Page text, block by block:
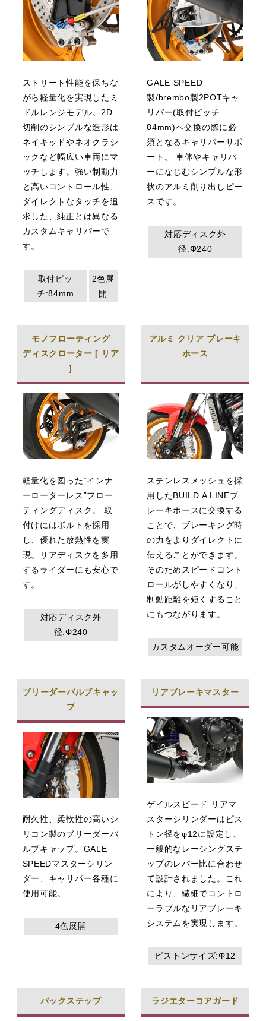
ストリート性能を保ちな
がら軽量化を実現したミ
ドルレンジモデル。2D
切削のシンプルな造形は
ネイキッドやネオクラシ
ックなど幅広い車両にマ
ッチします。強い制動力
と高いコントロール性、
ダイレクトなタッチを追
求した、純正とは異なる
カスタムキャリパーで
す。
取付ピッ
チ:84mm
2色展
開
GALE SPEED
製/brembo製2POTキャ
リパー(取付ピッチ
84mm)へ交換の際に必
須となるキャリパーサポ
ート。 車体やキャリパ
ーになじむシンプルな形
状のアルミ削り出しピー
スです。
対応ディスク外
径:Φ240
モノフローティング
ディスクローター [ リア
]
軽量化を図った“インナ
ーローターレス”フロー
ティングディスク。 取
付けにはボルトを採用
し、優れた放熱性を実
現。リアディスクを多用
するライダーにも安心で
す。
対応ディスク外
径:Φ240
アルミ クリア ブレーキ
ホース
ステンレスメッシュを採
用したBUILD A LINEブ
レーキホースに交換する
ことで、ブレーキング時
の力をよりダイレクトに
伝えることができます。
そのためスピードコント
ロールがしやすくなり、
制動距離を短くすること
にもつながります。
カスタムオーダー可能
ブリーダーバルブキャッ
プ
耐久性、柔軟性の高いシ
リコン製のブリーダーバ
ルブキャップ。GALE
SPEEDマスターシリン
ダー、キャリパー各種に
使用可能。
4色展開
リアブレーキマスター
ゲイルスピード リアマ
スターシリンダーはピス
トン径をφ12に設定し、
一般的なレーシングステ
ップのレバー比に合わせ
て設計されました。これ
により、繊細でコントロ
ーラブルなリアブレーキ
システムを実現します。
ピストンサイズ:Φ12
バックステップ ラジエターコアガード